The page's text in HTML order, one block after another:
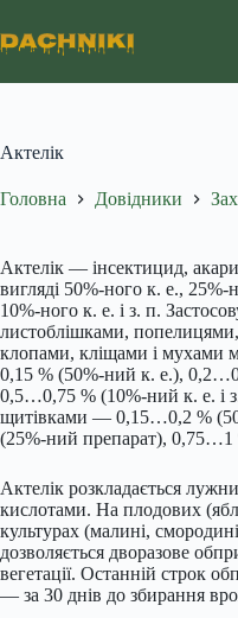
до
вмісту
Актелік
Головна Довідники
Актелік — інсектицид,
вигляді 50%-ного к. е., 25%-
10%-ного к. е. і з. п.
листоблішками,
клопами, кліщами і мухами
0,15 % (50%-ний к. е.),
0,5…0,75 % (10%-ний к. е. і
щитівками — 0,15…0,2 %
(25%-ний препарат), 0,75…1
Актелік розкладається
кислотами. На плодових
культурах (малині,
дозволяється дворазове
вегетації. Останній строк
— за 30 днів до збирання